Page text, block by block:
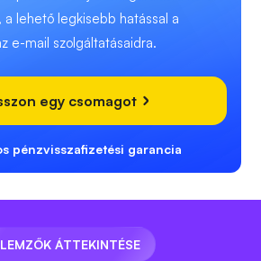
a lehető legkisebb hatással a
e-mail szolgáltatásaidra.
egy csomagot
pénzvisszafizetési garancia
ÁTTEKINTÉSE